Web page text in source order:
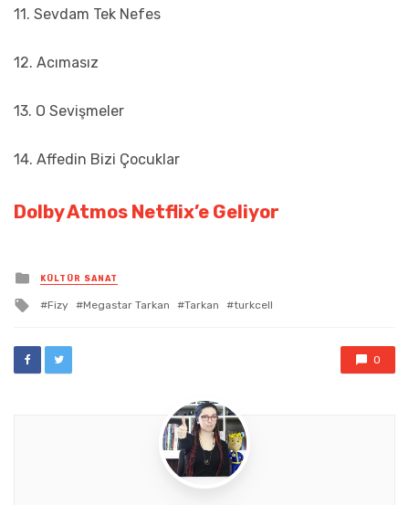
11. Sevdam Tek Nefes
12. Acımasız
13. O Sevişmeler
14. Affedin Bizi Çocuklar
Dolby Atmos Netflix’e Geliyor
Posted
in
KÜLTÜR SANAT
Tagged
Fizy Megastar Tarkan Tarkan turkcell
0